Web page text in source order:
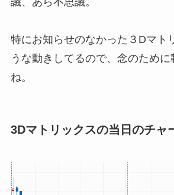
特にお知らせのなかった３Dマト
うな動きしてるので、念のため
ね。
3Dマトリックスの当日のチャ